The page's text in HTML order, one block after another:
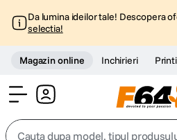
Da lumina ideilor tale! Descopera
selectia!
Magazin online Inchirieri
Cauta dupa model, tipul produsului,